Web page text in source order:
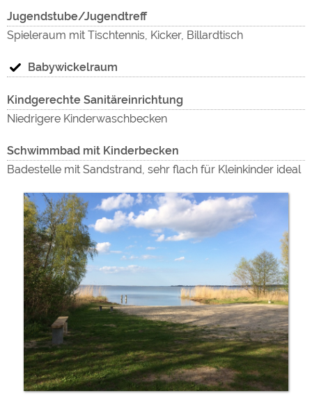
Jugendstube/Jugendtreff
Spieleraum mit Tischtennis, Kicker, Billardtisch
Babywickelraum
Kindgerechte Sanitäreinrichtung
Niedrigere Kinderwaschbecken
Schwimmbad mit Kinderbecken
Badestelle mit Sandstrand, sehr flach für Kleinkinder ideal